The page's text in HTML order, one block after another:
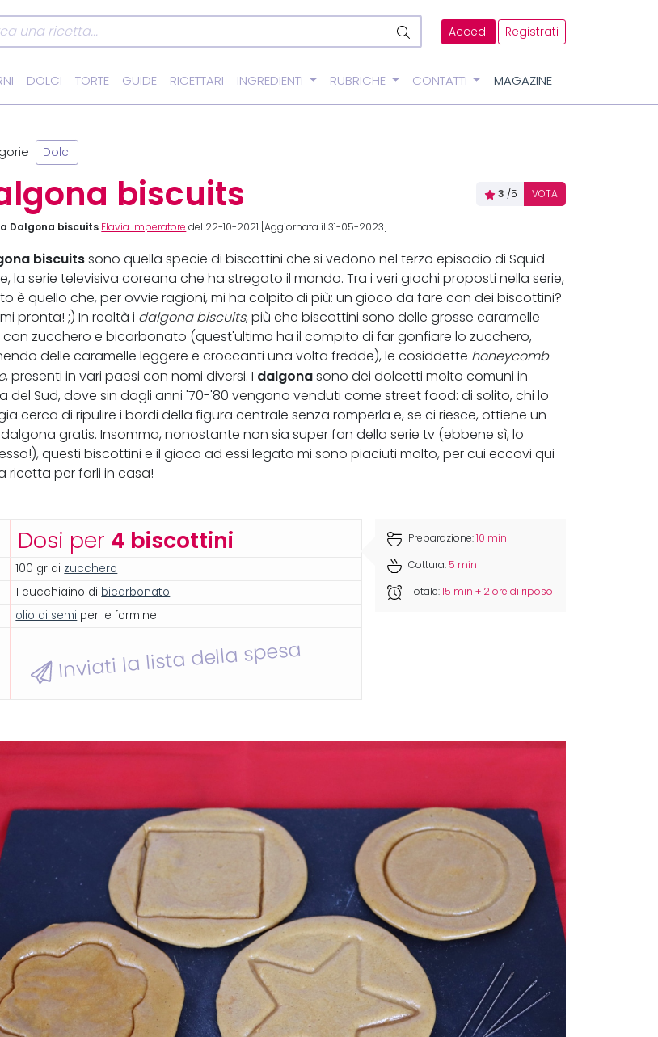
Accedi Registrati
DOLCI TORTE GUIDE RICETTARI INGREDIENTI RUBRICHE CONTATTI MAGAZINE
Dolci
biscuits 3 /5 VOTA
Dalgona biscuits Flavia Imperatore del 22-10-2021 [Aggiornata il 31-05-2023]
biscuits sono quella specie di biscottini che si vedono nel terzo episodio di Squid
la serie televisiva coreana che ha stregato il mondo. Tra i veri giochi proposti nella serie,
è quello che, per ovvie ragioni, mi ha colpito di più: un gioco da fare con dei biscottini?
pronta! ;) In realtà i dalgona biscuits, più che biscottini sono delle grosse caramelle
zucchero e bicarbonato (quest'ultimo ha il compito di far gonfiare lo zucchero,
delle caramelle leggere e croccanti una volta fredde), le cosiddette honeycomb
, presenti in vari paesi con nomi diversi. I dalgona sono dei dolcetti molto comuni in
del Sud, dove sin dagli anni '70-'80 vengono venduti come street food: di solito, chi lo
cerca di ripulire i bordi della figura centrale senza romperla e, se ci riesce, ottiene un
gratis. Insomma, nonostante non sia super fan della serie tv (ebbene sì, lo
questi biscottini e il gioco ad essi legato mi sono piaciuti molto, per cui eccovi qui
ricetta per farli in casa!
Dosi per 4 biscottini
100 gr di zucchero
1 cucchiaino di bicarbonato
olio di semi per le formine
Inviati la lista della spesa
Preparazione:10 min
Cottura: 5 min
Totale:15 min + 2 ore di riposo